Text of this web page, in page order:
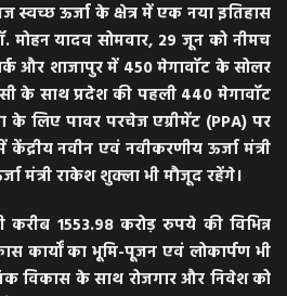
स्वच्छ ऊर्जा के क्षेत्र में एक नया इतिहास
मोहन यादव सोमवार, 29 जून को नीमच
और शाजापुर में 450 मेगावॉट के सोलर
के साथ प्रदेश की पहली 440 मेगावॉट
के लिए पावर परचेज एग्रीमेंट (PPA) पर
केंद्रीय नवीन एवं नवीकरणीय ऊर्जा मंत्री
मंत्री राकेश शुक्ला भी मौजूद रहेंगे।
करीब 1553.98 करोड़ रुपये की विभिन्न
कार्यों का भूमि-पूजन एवं लोकार्पण भी
विकास के साथ रोजगार और निवेश को